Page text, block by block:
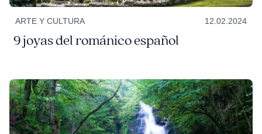
ARTE Y CULTURA 12.02.2024
9 joyas del románico español